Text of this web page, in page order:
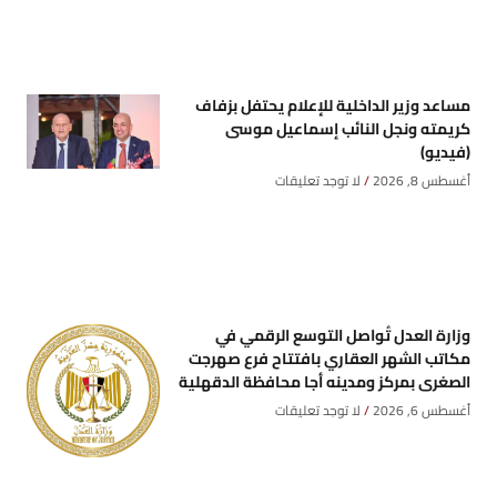
مساعد وزير الداخلية للإعلام يحتفل بزفاف
كريمته ونجل النائب إسماعيل موسى
(فيديو)
أغسطس 8, 2026 لا توجد تعليقات
وزارة العدل تُواصل التوسع الرقمي في
مكاتب الشهر العقاري بافتتاح فرع صهرجت
الصغرى بمركز ومدينه أجا محافظة الدقهلية
أغسطس 6, 2026 لا توجد تعليقات